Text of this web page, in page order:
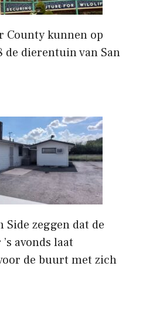
County kunnen op
de dierentuin van San
zeggen dat de
avonds laat
de buurt met zich